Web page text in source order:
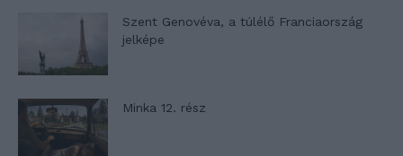
Szent Genovéva, a túlélő Franciaország
jelképe
Minka 12. rész